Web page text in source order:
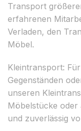
Transport
erfahrenen
Verladen, den
Möbel.
Kleintransport:
Gegenständen
unseren
Möbelstücke oder
und zuverlässig